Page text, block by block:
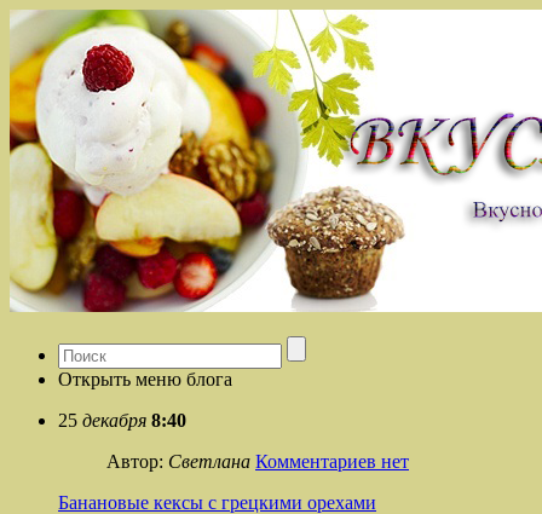
Открыть меню блога
25 декабря 8:40
Автор: Светлана Комментариев нет
Банановые кексы с грецкими орехами